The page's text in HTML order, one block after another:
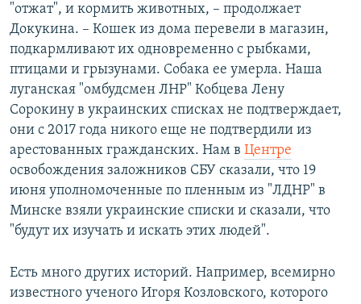
"отжат", и кормить животных, – продолжает
Докукина. – Кошек из дома перевели в магазин,
подкармливают их одновременно с рыбками,
птицами и грызунами. Собака ее умерла. Наша
луганская "омбудсмен ЛНР" Кобцева Лену
Сорокину в украинских списках не подтверждает,
они с 2017 года никого еще не подтвердили из
арестованных гражданских. Нам в Центре
освобождения заложников СБУ сказали, что 19
июня уполномоченные по пленным из "ЛДНР" в
Минске взяли украинские списки и сказали, что
"будут их изучать и искать этих людей".
Есть много других историй. Например, всемирно
известного ученого Игоря Козловского, которого